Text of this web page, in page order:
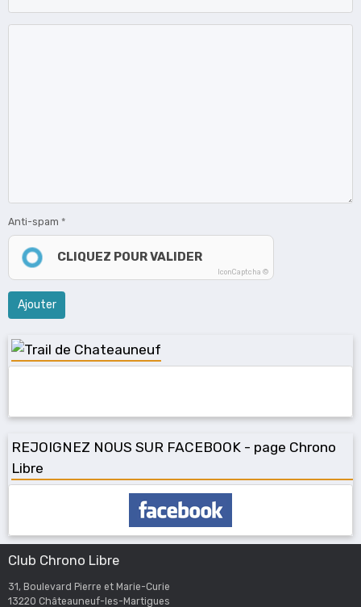
Anti-spam
CLIQUEZ POUR VALIDER
IconCaptcha ©
Ajouter
REJOIGNEZ NOUS SUR FACEBOOK - page Chrono
Libre
Club Chrono Libre
31, Boulevard Pierre et Marie-Curie
13220 Châteauneuf-les-Martigues